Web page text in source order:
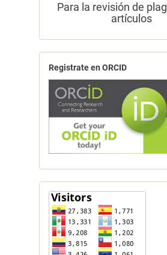
Para la revisión de
artículos
Registrate en ORCID